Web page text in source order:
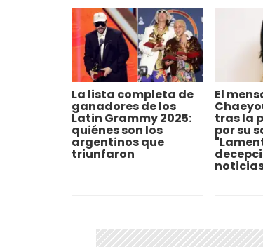
La lista completa de
ganadores de los
Latin Grammy 2025:
quiénes son los
argentinos que
triunfaron
El
tras la
por su